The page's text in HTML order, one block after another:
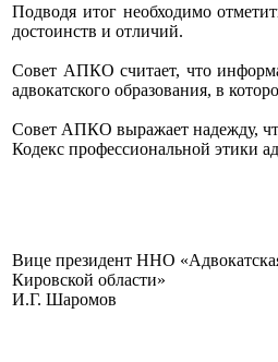
Подводя итог необходимо
достоинств и отличий.
Совет АПКО считает, что
адвокатского образования, в
Совет АПКО выражает надежду,
Кодекс профессиональной этики
Вице президент ННО
Кировской области»
И.Г. Шаромов